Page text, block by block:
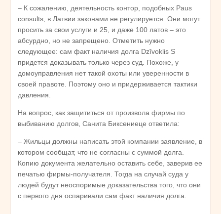
– К сожалению, деятельность контор, подобных Paus
consults, в Латвии законами не регулируется. Они могут
просить за свои услуги и 25, и даже 100 латов – это
абсурдно, но не запрещено. Отметить нужно
следующее: сам факт наличия долга Dzīvoklis S
придется доказывать только через суд. Похоже, у
домоуправления нет такой охоты или уверенности в
своей правоте. Поэтому оно и придерживается тактики
давления.
На вопрос, как защититься от произвола фирмы по
выбиванию долгов, Санита Биксениеце ответила:
– Жильцы должны написать этой компании заявление, в
котором сообщат, что не согласны с суммой долга.
Копию документа желательно оставить себе, заверив ее
печатью фирмы-получателя. Тогда на случай суда у
людей будут неоспоримые доказательства того, что они
с первого дня оспаривали сам факт наличия долга.